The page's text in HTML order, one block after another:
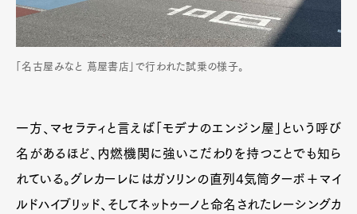
「名古屋みなと 蔦屋書店」で行われた試乗の様子。
一方、マセラティと言えば「モデナのエンジン屋」という呼び
名があるほど、内燃機関に強いこだわりを持つことでも知ら
れている。グレカーレにはガソリンの直列4気筒ターボ＋マイ
ルドハイブリッド、そしてネットゥーノと命名されたレーシングカ